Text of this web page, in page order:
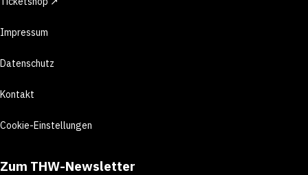
Impressum
Datenschutz
Kontakt
Cookie-Einstellungen
Zum THW-Newsletter